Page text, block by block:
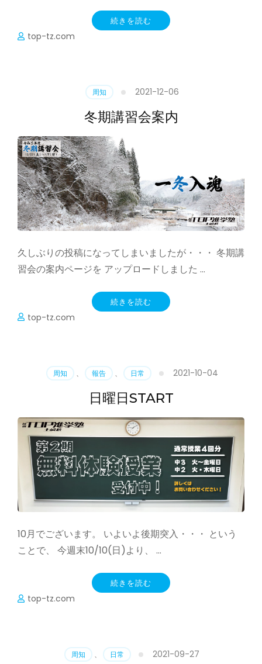
続きを読む
top-tz.com
周知 2021-12-06
冬期講習会案内
久しぶりの投稿になってしまいましたが・・・ 冬期講
習会の案内ページを アップロードしました …
続きを読む
top-tz.com
周知 、 報告 、 日常 2021-10-04
日曜日START
10月でございます。 いよいよ後期突入・・・ という
ことで、 今週末10/10(日)より、 …
続きを読む
top-tz.com
周知 、 日常 2021-09-27